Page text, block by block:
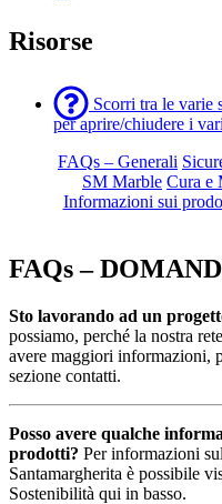
Risorse
Scorri tra le varie
per aprire/chiudere i
FAQs – Generali
SM Marble Cura e
Informazioni sui
FAQs –
Sto lavorando ad un
possiamo, perché la nostra
avere maggiori informazioni,
sezione contatti.
Posso avere qualche
prodotti? Per informazioni
Santamargherita è possibile
Sostenibilità qui in basso.